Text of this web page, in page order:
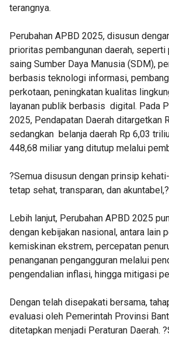
terangnya.
Perubahan APBD 2025, disusun
prioritas pembangunan daerah, seperti
saing Sumber Daya Manusia (SDM),
berbasis teknologi informasi,
perkotaan, peningkatan kualitas
layanan publik berbasis digital. Pada
2025, Pendapatan Daerah ditargetkan
sedangkan belanja daerah Rp 6,03
448,68 miliar yang ditutup melalui
?Semua disusun dengan prinsip
tetap sehat, transparan, dan
Lebih lanjut, Perubahan APBD 2025
dengan kebijakan nasional, antara lain
kemiskinan ekstrem, percepatan
penanganan pengangguran melalui
pengendalian inflasi, hingga mitigasi
Dengan telah disepakati bersama,
evaluasi oleh Pemerintah Provinsi
ditetapkan menjadi Peraturan Daerah.